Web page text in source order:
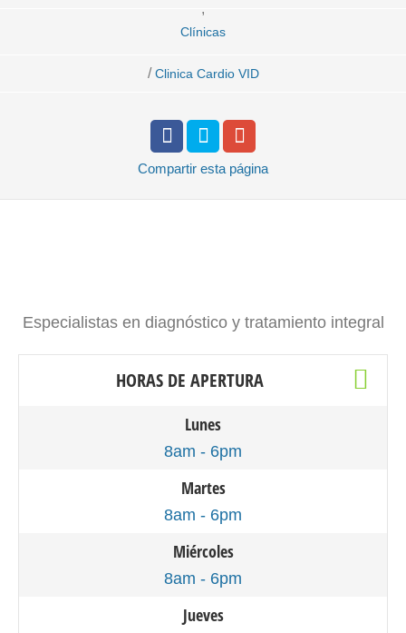
,
Clínicas
/ Clinica Cardio VID
Compartir esta página
Especialistas en diagnóstico y tratamiento integral
HORAS DE APERTURA
Lunes
8am - 6pm
Martes
8am - 6pm
Miércoles
8am - 6pm
Jueves